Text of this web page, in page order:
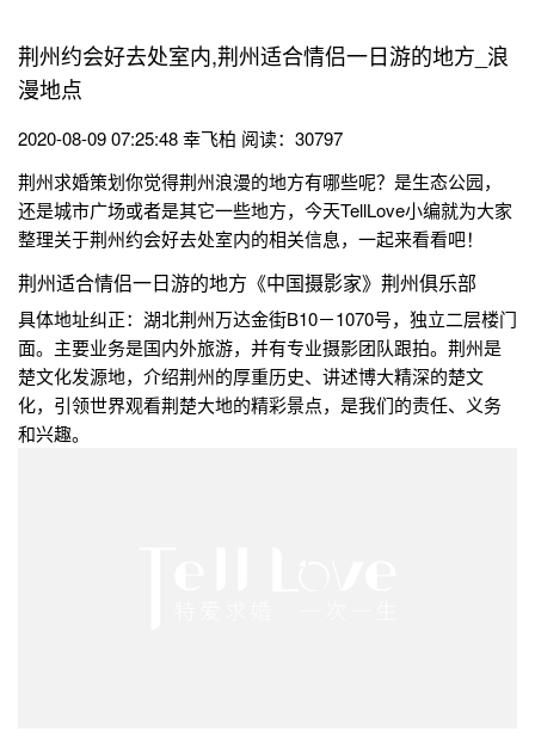
荆州约会好去处室内,荆州适合情侣一日游的地方_浪
漫地点
2020-08-09 07:25:48幸飞柏 阅读：30797
荆州求婚策划你觉得荆州浪漫的地方有哪些呢？是生态公园，
还是城市广场或者是其它一些地方，今天TellLove小编就为大家
整理关于荆州约会好去处室内的相关信息，一起来看看吧！
荆州适合情侣一日游的地方《中国摄影家》荆州俱乐部
具体地址纠正：湖北荆州万达金街B10－1070号，独立二层楼门
面。主要业务是国内外旅游，并有专业摄影团队跟拍。荆州是
楚文化发源地，介绍荆州的厚重历史、讲述博大精深的楚文
化，引领世界观看荆楚大地的精彩景点，是我们的责任、义务
和兴趣。